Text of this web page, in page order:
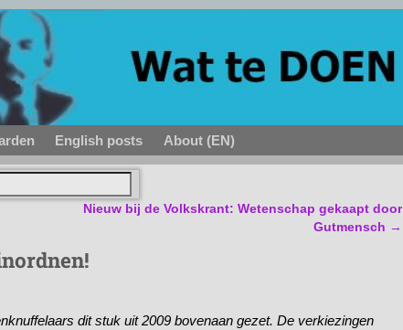
English posts About (EN)
Nieuw bij de Volkskrant: Wetenschap gekaapt door
Gutmensch →
dit stuk uit 2009 bovenaan gezet. De verkiezingen